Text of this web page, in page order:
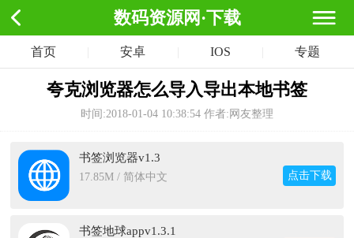
数码资源网·下载
首页 安卓 IOS 专题
夸克浏览器怎么导入导出本地书签
时间:2018-01-04 10:38:54 作者:网友整理
书签浏览器v1.3
17.85M / 简体中文 点击下载
书签地球appv1.3.1